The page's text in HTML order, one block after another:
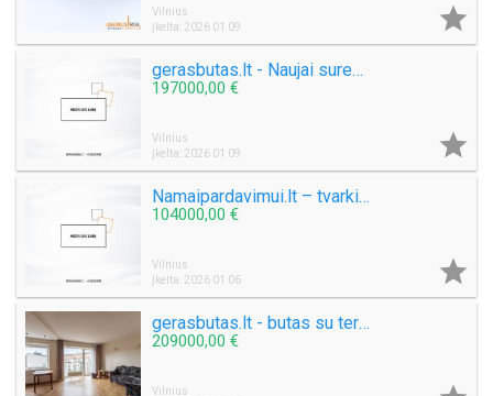
Vilnius
Įkelta: 2026 01 09

gerasbutas.lt - Naujai suremontuotas butas ramioje vietoje
197000,00 €
Vilnius
Įkelta: 2026 01 09

Namaipardavimui.lt – tvarkingas sodo namas su sutvarkytu gerbūviu
104000,00 €
Vilnius
Įkelta: 2026 01 06

gerasbutas.lt - butas su terasa
209000,00 €
Vilnius